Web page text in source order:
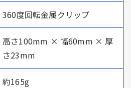
360度回転金属クリップ
高さ100mm × 幅60mm × 厚
さ23mm
約165g